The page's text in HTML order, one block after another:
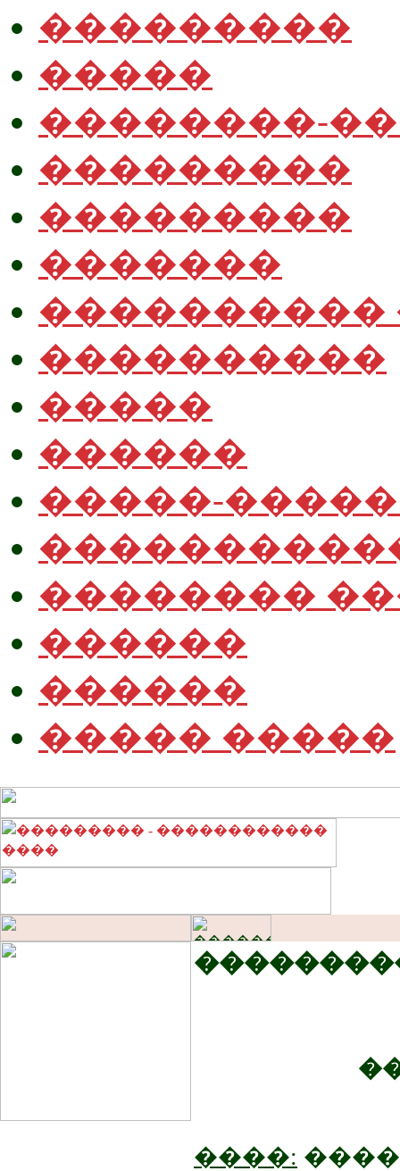
���������
�����
��������-
���������
���������
�������
����������
����������
�����
������
�����-
��������
������
������
����� �����
����: